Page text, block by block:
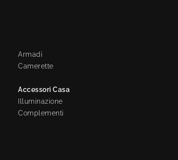
Armadi
Camerette
Accessori Casa
Illuminazione
Complementi